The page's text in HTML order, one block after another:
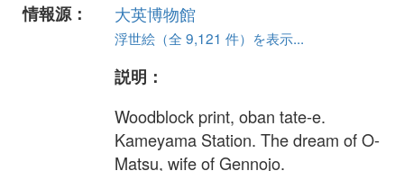
情報源：
大英博物館
浮世絵（全 9,121 件）を表示...
説明：
Woodblock print, oban tate-e.
Kameyama Station. The dream of O-
Matsu, wife of Gennojo.